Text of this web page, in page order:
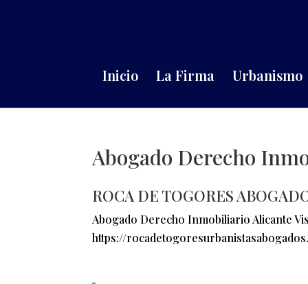
Inicio La Firma Urbanismo
Abogado Derecho
ROCA DE TOGORES
Abogado Derecho Inmobiliario Alicante
https://